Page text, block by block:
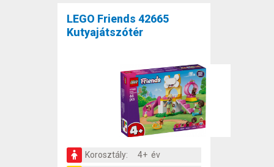
LEGO Friends 42665
Kutyajátszótér
Korosztály:
4+ év